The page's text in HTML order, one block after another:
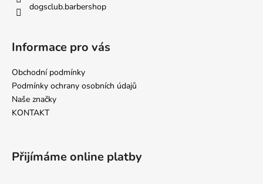
dogsclub.barbershop
Informace pro vás
Obchodní podmínky
Podmínky ochrany osobních údajů
Naše značky
KONTAKT
Přijímáme online platby